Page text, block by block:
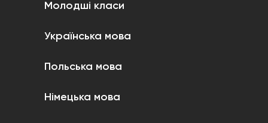
Молодші класи
Українська мова
Польська мова
Німецька мова